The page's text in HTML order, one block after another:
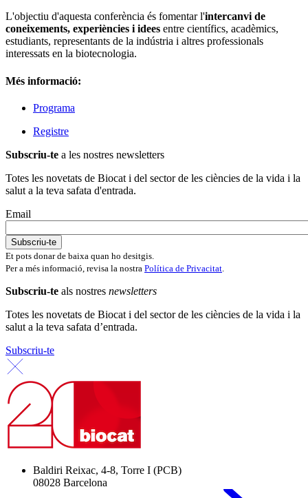
L'objectiu d'aquesta conferència és fomentar l'intercanvi de
coneixements, experiències i idees entre científics, acadèmics,
estudiants, representants de la indústria i altres professionals
interessats en la biotecnologia.
Més informació:
Programa
Registre
Subscriu-te a les nostres newsletters
Totes les novetats de Biocat i del sector de les ciències de la vida i la
salut a la teva safata d'entrada.
Email
Et pots donar de baixa quan ho desitgis.
Per a més informació, revisa la nostra Política de Privacitat
Subscriu-te als nostres newsletters
Totes les novetats de Biocat i del sector de les ciències de la vida i la
salut a la teva safata d’entrada.
Subscriu-te
Baldiri Reixac, 4-8, Torre I (PCB)
08028 Barcelona